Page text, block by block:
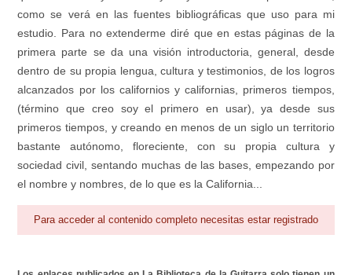
como se verá en las fuentes bibliográficas que uso para mi
estudio. Para no extenderme diré que en estas páginas de la
primera parte se da una visión introductoria, general, desde
dentro de su propia lengua, cultura y testimonios, de los logros
alcanzados por los californios y californias, primeros tiempos,
(término que creo soy el primero en usar), ya desde sus
primeros tiempos, y creando en menos de un siglo un territorio
bastante autónomo, floreciente, con su propia cultura y
sociedad civil, sentando muchas de las bases, empezando por
el nombre y nombres, de lo que es la California...
Para acceder al contenido completo necesitas estar registrado